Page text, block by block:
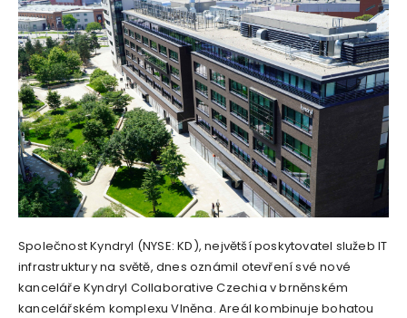
Společnost Kyndryl (NYSE: KD), největší poskytovatel služeb IT
infrastruktury na světě, dnes oznámil otevření své nové
kanceláře Kyndryl Collaborative Czechia v brněnském
kancelářském komplexu Vlněna. Areál kombinuje bohatou